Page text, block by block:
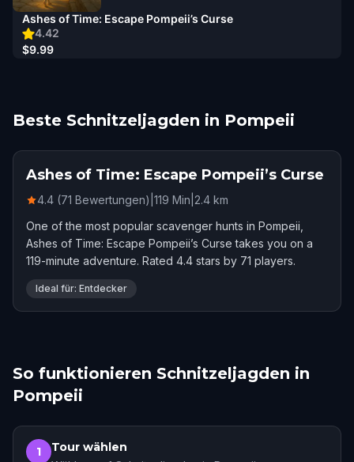
4.42
Ashes of Time: Escape Pompeii’s Curse
$9.99
Beste Schnitzeljagden in Pompeii
Ashes of Time: Escape Pompeii’s Curse
4.4 (71 Bewertungen) 119 Min 2.4 km
One of the most popular scavenger hunts in Pompeii,
Ashes of Time: Escape Pompeii’s Curse takes you on a
119-minute adventure. Rated 4.4 stars by 71 players.
Ideal für: Entdecker
So funktionieren Schnitzeljagden in
Pompeii
1 Tour wählen